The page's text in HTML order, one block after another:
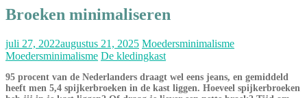
Broeken minimaliseren
juli 27, 2022augustus 21, 2025 Moedersminimalisme
Moedersminimalisme De kledingkast
95 procent van de Nederlanders draagt wel eens jeans, en gemiddeld
heeft men 5,4 spijkerbroeken in de kast liggen. Hoeveel spijkerbroeken